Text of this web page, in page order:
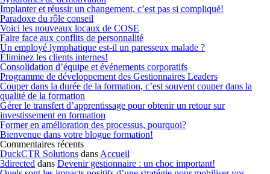
Implanter et réussir un changement, c’est pas si compliqué!
Paradoxe du rôle conseil
Voici les nouveaux locaux de COSE
Faire face aux conflits de personnalité
Un employé lymphatique est-il un paresseux malade ?
Éliminez les clients internes!
Consolidation d’équipe et événements corporatifs
Programme de développement des Gestionnaires Leaders
Couper dans la durée de la formation, c’est souvent couper dans la
qualité de la formation
Gérer le transfert d’apprentissage pour obtenir un retour sur
investissement en formation
Former en amélioration des processus, pourquoi?
Bienvenue dans votre blogue formation!
Commentaires récents
DuckCTR Solutions dans Accueil
3directed dans Devenir gestionnaire : un choc important!